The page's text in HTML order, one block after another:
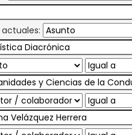
actuales: